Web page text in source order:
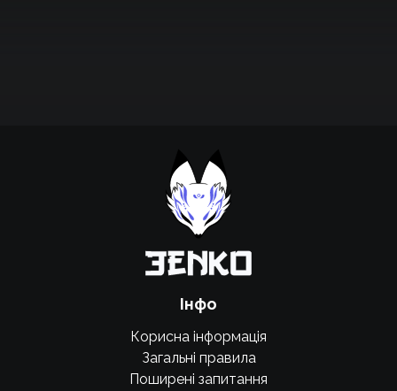
крутих нововведень
Підтримати проєкт
Інфо
Корисна інформація
Загальні правила
Поширені запитання